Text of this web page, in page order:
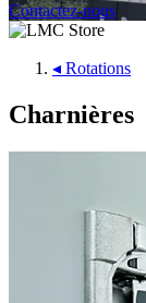
Contactez-nous
◂ Rotations
Charnières